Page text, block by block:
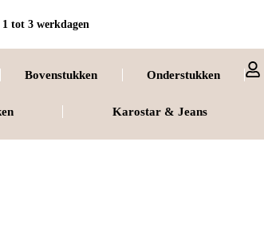
tot 3 werkdagen
Bovenstukken Onderstukken
Karostar & Jeans